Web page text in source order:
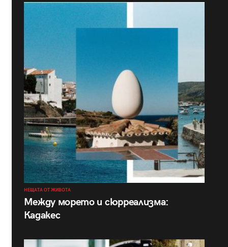
НЕЩАТА ОТ ЖИВОТА
Между морето и сюрреализма:
Кадакес